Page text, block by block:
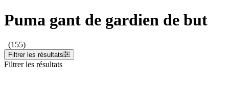
Puma gant de gardien de but
(155)
Filtrer les résultats
Filtrer les résultats